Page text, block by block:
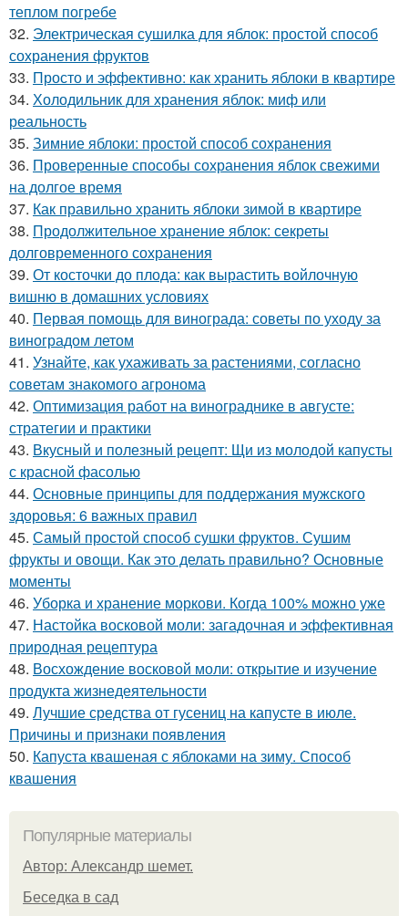
теплом погребе
32. Электрическая сушилка для яблок: простой способ
сохранения фруктов
33. Просто и эффективно: как хранить яблоки в квартире
34. Холодильник для хранения яблок: миф или
реальность
35. Зимние яблоки: простой способ сохранения
36. Проверенные способы сохранения яблок свежими
на долгое время
37. Как правильно хранить яблоки зимой в квартире
38. Продолжительное хранение яблок: секреты
долговременного сохранения
39. От косточки до плода: как вырастить войлочную
вишню в домашних условиях
40. Первая помощь для винограда: советы по уходу за
виноградом летом
41. Узнайте, как ухаживать за растениями, согласно
советам знакомого агронома
42. Оптимизация работ на винограднике в августе:
стратегии и практики
43. Вкусный и полезный рецепт: Щи из молодой капусты
с красной фасолью
44. Основные принципы для поддержания мужского
здоровья: 6 важных правил
45. Самый простой способ сушки фруктов. Сушим
фрукты и овощи. Как это делать правильно? Основные
моменты
46. Уборка и хранение моркови. Когда 100% можно уже
47. Настойка восковой моли: загадочная и эффективная
природная рецептура
48. Восхождение восковой моли: открытие и изучение
продукта жизнедеятельности
49. Лучшие средства от гусениц на капусте в июле.
Причины и признаки появления
50. Капуста квашеная с яблоками на зиму. Способ
квашения
Популярные материалы
Автор: Александр шемет.
Беседка в сад